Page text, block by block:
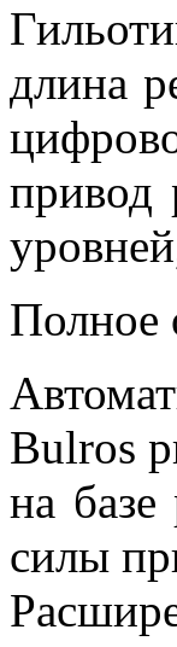
длина
привод
Полное
Bulros
на базе
силы